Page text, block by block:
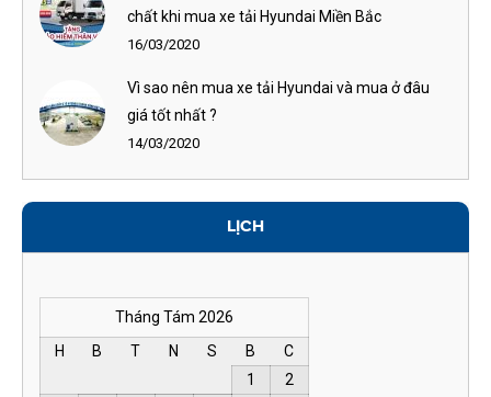
chất khi mua xe tải Hyundai Miền Bắc
16/03/2020
Vì sao nên mua xe tải Hyundai và mua ở đâu
giá tốt nhất ?
14/03/2020
LỊCH
Tháng Tám 2026
H
B T N S B
C
1
2